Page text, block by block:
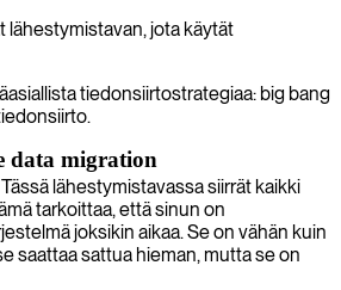
lähestymistavan, jota käytät
tiedonsiirtostrategiaa: big bang
data migration
Tässä lähestymistavassa siirrät kaikki
tarkoittaa, että sinun on
joksikin aikaa. Se on vähän kuin
saattaa sattua hieman, mutta se on